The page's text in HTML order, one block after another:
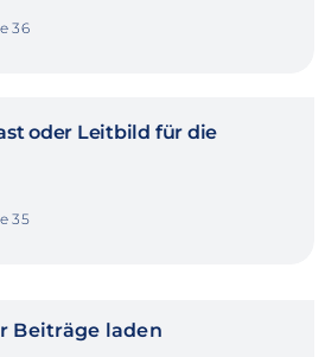
36
oder Leitbild für die
35
Beiträge laden